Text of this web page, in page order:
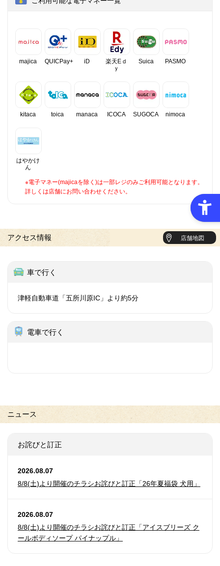
majica QUICPay+ iD
楽天Eｄ
ｙ
Suica PASMO
kitaca toica manaca ICOCA SUGOCA nimoca
はやかけ
ん
※電子マネー(majicaを除く)は一部レジのみご利用可能となります。
詳しくは店舗にお問い合わせください。
アクセス情報 店舗地図
車で行く
津軽自動車道「五所川原IC」より約5分
電車で行く
ニュース
お詫びと訂正
2026.08.07
8/8(土)より開催のチラシお詫びと訂正「26年夏福袋 犬用」
2026.08.07
8/8(土)より開催のチラシお詫びと訂正「アイスブリーズ ク
ールボディソープ パイナップル」